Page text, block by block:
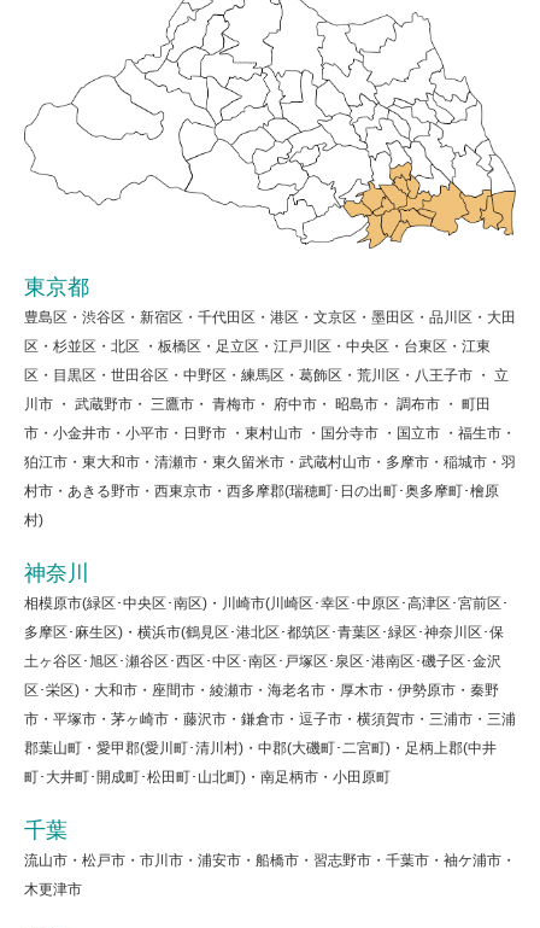
東京都
豊島区・渋谷区・新宿区・千代田区・港区・文京区・墨田区・品川区・大田
区・杉並区・北区 ・板橋区・足立区・江戸川区・中央区・台東区・江東
区・目黒区・世田谷区・中野区・練馬区・葛飾区・荒川区・八王子市 ・ 立
川市 ・ 武蔵野市・ 三鷹市・ 青梅市・ 府中市・ 昭島市・ 調布市 ・ 町田
市・小金井市・小平市・日野市 ・東村山市 ・国分寺市 ・国立市 ・福生市・
狛江市・東大和市・清瀬市・東久留米市・武蔵村山市・多摩市・稲城市・羽
村市・あきる野市・西東京市・西多摩郡(瑞穂町･日の出町･奥多摩町･檜原
村)
神奈川
相模原市(緑区･中央区･南区)・川崎市(川崎区･幸区･中原区･高津区･宮前区･
多摩区･麻生区)・横浜市(鶴見区･港北区･都筑区･青葉区･緑区･神奈川区･保
土ヶ谷区･旭区･瀬谷区･西区･中区･南区･戸塚区･泉区･港南区･磯子区･金沢
区･栄区)・大和市・座間市・綾瀬市・海老名市・厚木市・伊勢原市・秦野
市・平塚市・茅ヶ崎市・藤沢市・鎌倉市・逗子市・横須賀市・三浦市・三浦
郡葉山町・愛甲郡(愛川町･清川村)・中郡(大磯町･二宮町)・足柄上郡(中井
町･大井町･開成町･松田町･山北町)・南足柄市・小田原町
千葉
流山市・松戸市・市川市・浦安市・船橋市・習志野市・千葉市・袖ケ浦市・
木更津市